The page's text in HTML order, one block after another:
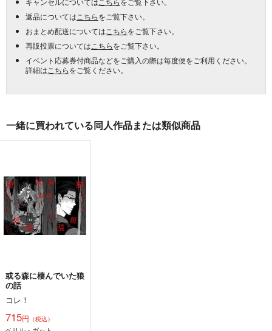
返品については こちらをご覧下さい。
おまとめ配送については こちらをご覧下さい。
再販投票については こちらをご覧下さい。
イベント応募券付商品などをご購入の際は毎度便をご利用ください。
詳細は こちらをご覧ください。
一緒に買われている同人作品または類似商品
或る森に棲んでいた狼
の話
コレ！
715円 （税込）